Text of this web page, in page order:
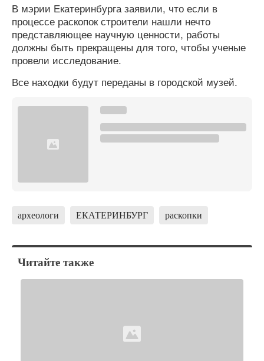
В мэрии Екатеринбурга заявили, что если в
процессе раскопок строители нашли нечто
представляющее научную ценности, работы
должны быть прекращены для того, чтобы ученые
провели исследование.
Все находки будут переданы в городской музей.
археологи ЕКАТЕРИНБУРГ раскопки
Читайте также